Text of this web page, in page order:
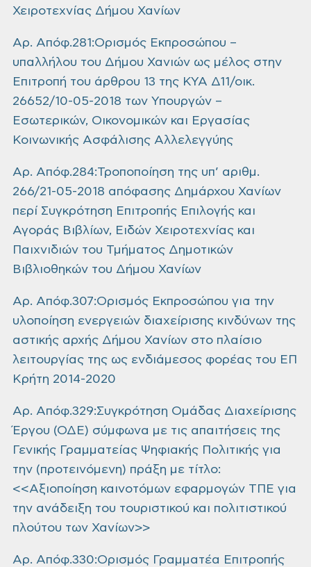
Χειροτεχνίας Δήμου Χανίων
Αρ. Απόφ.281:Ορισμός Εκπροσώπου –
υπαλλήλου του Δήμου Χανιών ως μέλος στην
Επιτροπή του άρθρου 13 της ΚΥΑ Δ11/οικ.
26652/10-05-2018 των Υπουργών –
Εσωτερικών, Οικονομικών και Εργασίας
Κοινωνικής Ασφάλισης Αλλελεγγύης
Αρ. Απόφ.284:Τροποποίηση της υπ’ αριθμ.
266/21-05-2018 απόφασης Δημάρχου Χανίων
περί Συγκρότηση Επιτροπής Επιλογής και
Αγοράς Βιβλίων, Ειδών Χειροτεχνίας και
Παιχνιδιών του Τμήματος Δημοτικών
Βιβλιοθηκών του Δήμου Χανίων
Αρ. Απόφ.307:Ορισμός Εκπροσώπου για την
υλοποίηση ενεργειών διαχείρισης κινδύνων της
αστικής αρχής Δήμου Χανίων στο πλαίσιο
λειτουργίας της ως ενδιάμεσος φορέας του ΕΠ
Κρήτη 2014-2020
Αρ. Απόφ.329:Συγκρότηση Ομάδας Διαχείρισης
Έργου (ΟΔΕ) σύμφωνα με τις απαιτήσεις της
Γενικής Γραμματείας Ψηφιακής Πολιτικής για
την (προτεινόμενη) πράξη με τίτλο:
<<Αξιοποίηση καινοτόμων εφαρμογών ΤΠΕ για
την ανάδειξη του τουριστικού και πολιτιστικού
πλούτου των Χανίων>>
Αρ. Απόφ.330:Ορισμός Γραμματέα Επιτροπής